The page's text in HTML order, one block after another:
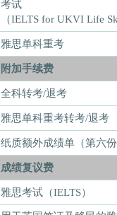
考试
（IELTS for UKVI Life
雅思单科重考
附加手续费
全科转考/退考
雅思单科重考转考/退考
纸质额外成绩单（第六份
成绩复议费
雅思考试（IELTS）